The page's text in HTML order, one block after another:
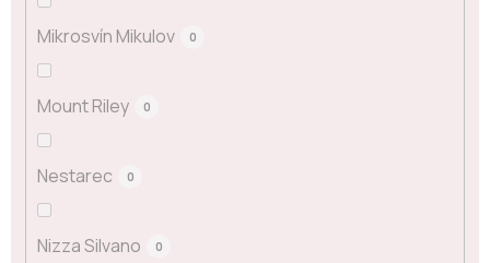
Mikrosvín Mikulov 0
Mount Riley 0
Nestarec 0
Nizza Silvano 0